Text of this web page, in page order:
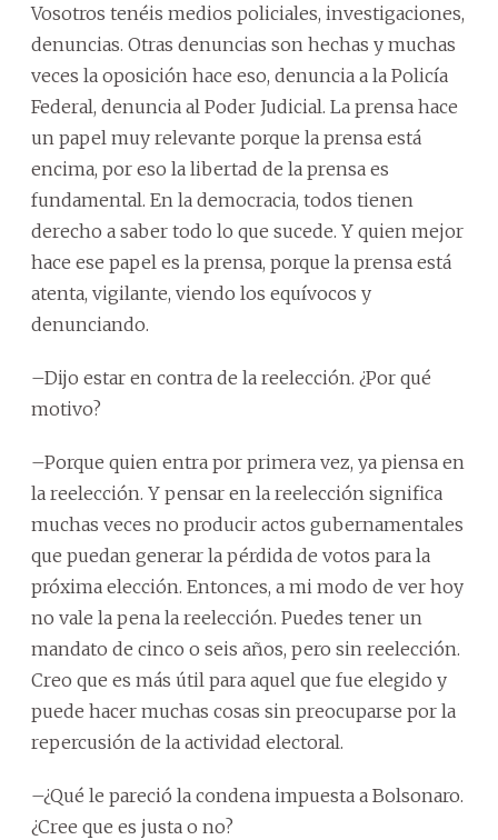
Vosotros tenéis medios policiales, investigaciones,
denuncias. Otras denuncias son hechas y muchas
veces la oposición hace eso, denuncia a la Policía
Federal, denuncia al Poder Judicial. La prensa hace
un papel muy relevante porque la prensa está
encima, por eso la libertad de la prensa es
fundamental. En la democracia, todos tienen
derecho a saber todo lo que sucede. Y quien mejor
hace ese papel es la prensa, porque la prensa está
atenta, vigilante, viendo los equívocos y
denunciando.
–Dijo estar en contra de la reelección. ¿Por qué
motivo?
–Porque quien entra por primera vez, ya piensa en
la reelección. Y pensar en la reelección significa
muchas veces no producir actos gubernamentales
que puedan generar la pérdida de votos para la
próxima elección. Entonces, a mi modo de ver hoy
no vale la pena la reelección. Puedes tener un
mandato de cinco o seis años, pero sin reelección.
Creo que es más útil para aquel que fue elegido y
puede hacer muchas cosas sin preocuparse por la
repercusión de la actividad electoral.
–¿Qué le pareció la condena impuesta a Bolsonaro.
¿Cree que es justa o no?